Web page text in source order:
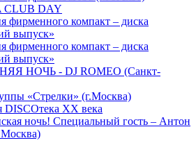
CLUB DAY
фирменного компакт – диска
выпуск»
фирменного компакт – диска
выпуск»
НОЧЬ - DJ ROMEO (Санкт-
«Стрелки» (г.Москва)
DISCOтека ХХ века
ночь! Специальный гость – Антон
Москва)